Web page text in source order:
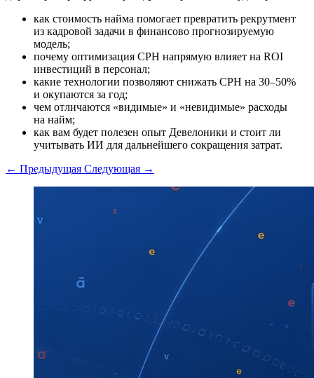
как стоимость найма помогает превратить рекрутмент
из кадровой задачи в финансово прогнозируемую
модель;
почему оптимизация CPH напрямую влияет на ROI
инвестиций в персонал;
какие технологии позволяют снижать CPH на 30–50%
и окупаются за год;
чем отличаются «видимые» и «невидимые» расходы
на найм;
как вам будет полезен опыт Девелоники и стоит ли
учитывать ИИ для дальнейшего сокращения затрат.
← Предыдущая Следующая →